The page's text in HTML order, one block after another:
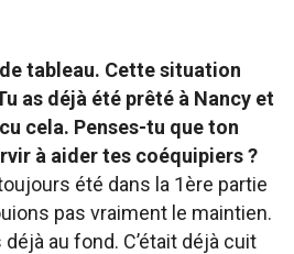
tableau. Cette situation
as déjà été prêté à Nancy et
cela. Penses-tu que ton
à aider tes coéquipiers ?
été dans la 1ère partie
pas vraiment le maintien.
au fond. C’était déjà cuit